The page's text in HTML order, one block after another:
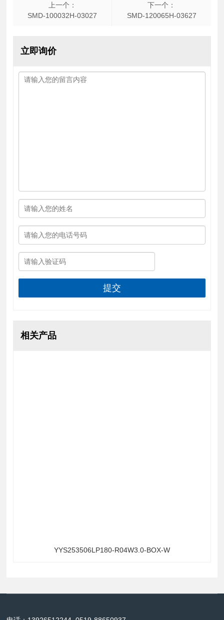
上一个：
SMD-100032H-03027
下一个：
SMD-120065H-03627
立即询价
提交
相关产品
YYS253506LP180-R04W3.0-BOX-W